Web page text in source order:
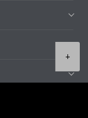
+